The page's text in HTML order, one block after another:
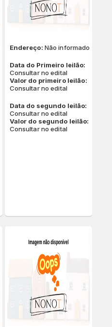
Endereço: Não informado
Data do Primeiro leilão:
Consultar no edital
Valor do primeiro leilão:
Consultar no edital
Data do segundo leilão:
Consultar no edital
Valor do segundo leilão:
Consultar no edital